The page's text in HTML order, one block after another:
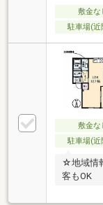
敷金な
駐車場(近
敷金な
駐車場(近
☆地域情
客もOK